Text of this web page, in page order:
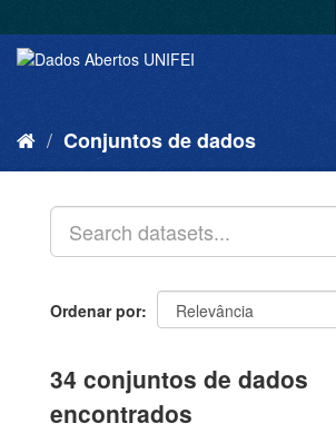
Conjuntos de dados
Ordenar por
34 conjuntos de dados
encontrados